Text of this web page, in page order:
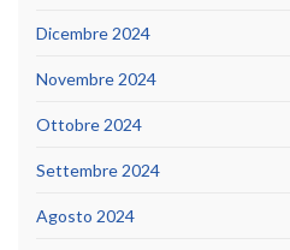
Dicembre 2024
Novembre 2024
Ottobre 2024
Settembre 2024
Agosto 2024